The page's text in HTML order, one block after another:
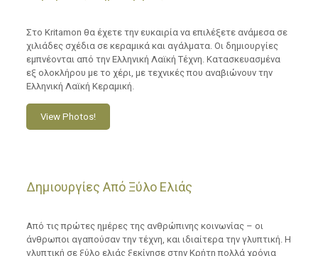
Στο Kritamon θα έχετε την ευκαιρία να επιλέξετε ανάμεσα σε
χιλιάδες σχέδια σε κεραμικά και αγάλματα. Οι δημιουργίες
εμπνέονται από την Ελληνική Λαϊκή Τέχνη. Κατασκευασμένα
εξ ολοκλήρου με το χέρι, με τεχνικές που αναβιώνουν την
Ελληνική Λαϊκή Κεραμική.
View Photos!
Δημιουργίες Από Ξύλο Ελιάς
Από τις πρώτες ημέρες της ανθρώπινης κοινωνίας – οι
άνθρωποι αγαπούσαν την τέχνη, και ιδιαίτερα την γλυπτική. Η
γλυπτική σε ξύλο ελιάς ξεκίνησε στην Κρήτη πολλά χρόνια